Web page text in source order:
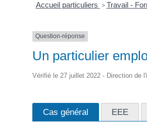
Accueil particuliers > Travail -
Question-réponse
Un particulier
Vérifié le 27 juillet 2022 - Direction de
Cas général EEE